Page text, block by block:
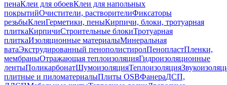
пенаКлеи для обоевКлеи для напольных
покрытийОчистители, растворителиФиксаторы
резьбыКлеиГерметики, пеныКирпичи, блоки, тротуарная
плиткаКирпичиСтроительные блокиТротуарная
плиткаИзоляционные материалыМинеральная
ватаЭкструдированный пенополистиролПенопластПленки,
мембраныОтражающая теплоизоляцияГидроизоляционные
лентыПоликарбонатШумоизоляцияТеплоизоляция
плитные и пиломатериалыПлиты OSBФанераДСП,